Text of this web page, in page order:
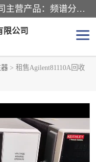
深圳市捷威信电子仪器有限公司主营产品：频谱分析仪.信号发生器.网络分析仪.音频分析仪，示波器，电源，音频分析仪。综合测试仪。蓝牙测试仪等
限公司
> 租售Agilent81110A回收
馈线测试仪
信号源